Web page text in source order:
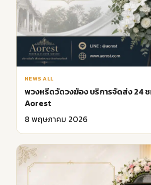
NEWS ALL
พวงหรีดวัดวงฆ้อง บริการจัดส่ง 24
Aorest
8 พฤษภาคม 2026